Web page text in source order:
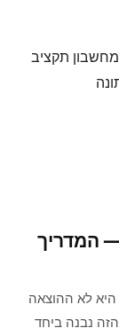
— המדריך
היא לא ההוצאה
נבנה ביחד